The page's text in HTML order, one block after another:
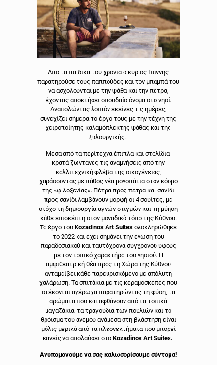
Από τα παιδικά του χρόνια ο κύριος Γιάννης
παρατηρούσε τους παππούδες και τον μπαμπά του
να ασχολούνται με την ψάθα και την πέτρα,
έχοντας αποκτήσει σπουδαίο όνομα στο νησί.
Αναπολώντας λοιπόν εκείνες τις ημέρες,
συνεχίζει σήμερα το έργο τους με την τέχνη της
χειροποίητης καλαμόπλεκτης ψάθας και της
ξυλουργικής.
Μέσα από τα περίτεχνα έπιπλα και στολίδια,
κρατά ζωντανές τις αναμνήσεις από την
καλλιτεχνική φλέβα της οικογένειας,
χαράσσοντας με πάθος νέα μονοπάτια στον κόσμο
της «φιλοξενίας». Πέτρα προς πέτρα και σανίδι
προς σανίδι λαμβάνουν μορφή οι 4 σουίτες, με
στόχο τη δημιουργία αγνών στιγμών και τη μύηση
κάθε επισκέπτη στον μοναδικό τόπο της Κύθνου.
Το έργο τουKozadinos Art Suites ολοκληρώθηκε
το 2022 και έχει σημάνει την ένωση του
παραδοσιακού και ταυτόχρονα σύγχρονου ύφους
με τον τοπικό χαρακτήρα του νησιού. Η
αμφιθεατρική θέα προς τη Χώρα της Κύθνου
ανταμείβει κάθε παρευρισκόμενο με απόλυτη
χαλάρωση. Τα σπιτάκια με τις κεραμοσκεπές που
στέκονται αγέρωχα παρατηρώντας τη φύση, τα
αρώματα που καταφθάνουν από τα τοπικά
μαγαζάκια, τα τραγούδια των πουλιών και το
θρόισμα του ανέμου ανάμεσα στη βλάστηση είναι
μόλις μερικά από τα πλεονεκτήματα που μπορεί
κανείς να απολαύσει στο Kozadinos Art Suites.
Ανυπομονούμε να σας καλωσορίσουμε σύντομα!